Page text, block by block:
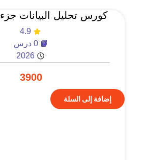
كورس تحليل البيانات جزء 2
4.9
📘 0 درس
2026
إضافة إلى السلة
3900